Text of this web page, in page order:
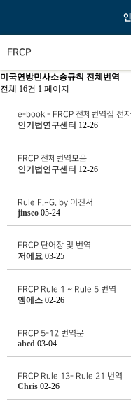
FRCP
미국연방민사소송규칙 전체번역
전체 16건 1 페이지
e-book - FRCP 전체번역집 전
인기법연구센터 12-26
FRCP 전체번역모음
인기법연구센터 12-26
Rule F.~G. by 이진서
jinseo 05-24
FRCP 단어장 및 번역
저에요 03-25
FRCP Rule 1 ~ Rule 5 번역
엠에스 02-26
FRCP 5-12 번역문
abcd 03-04
FRCP Rule 13- Rule 21 번역
Chris 02-26